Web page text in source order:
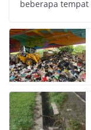
b
o
k
t
r
s
p
p
beberapa